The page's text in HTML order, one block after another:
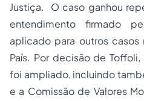
Justiça. O caso ganhou
entendimento firmado
aplicado para outros
País. Por decisão de
foi ampliado, incluindo
e a Comissão de Valores